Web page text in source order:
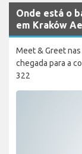
Onde está o
em Kraków
Meet & Greet
chegada para a
322